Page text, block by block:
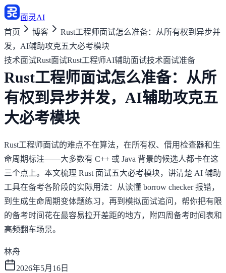
面灵AI
首页
博客
Rust工程师面试怎么准备：从所有权到异步并
发，AI辅助攻克五大必考模块
技术面试Rust面试Rust工程师AI辅助面试技术面试准备
Rust工程师面试怎么准备：从所
有权到异步并发，AI辅助攻克五
大必考模块
Rust工程师面试的难点不在算法，在所有权、借用检查器和生
命周期标注——大多数有 C++ 或 Java 背景的候选人都卡在这
三个点上。本文梳理 Rust 面试五大必考模块，讲清楚 AI 辅助
工具在备考各阶段的实际用法：从读懂 borrow checker 报错，
到生成生命周期变体题练习，再到模拟面试追问，帮你把有限
的备考时间花在最容易拉开差距的地方，附四周备考时间表和
高频翻车场景。
林舟
2026年5月16日